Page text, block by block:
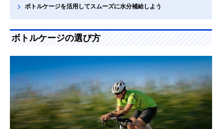
ボトルケージを活用してスムーズに水分補給しよう
ボトルケージの選び方